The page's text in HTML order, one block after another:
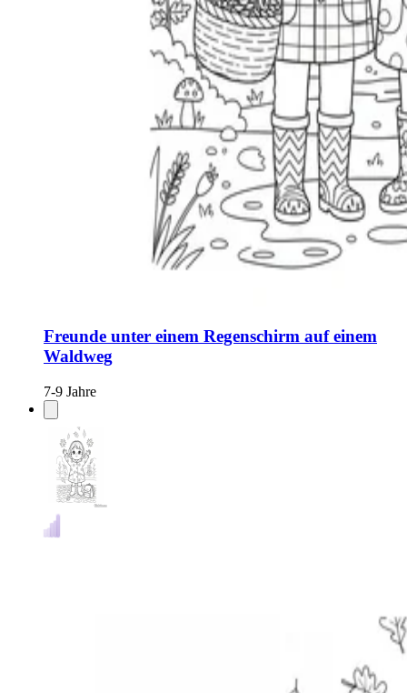
Freunde unter einem Regenschirm auf einem
Waldweg
7-9 Jahre